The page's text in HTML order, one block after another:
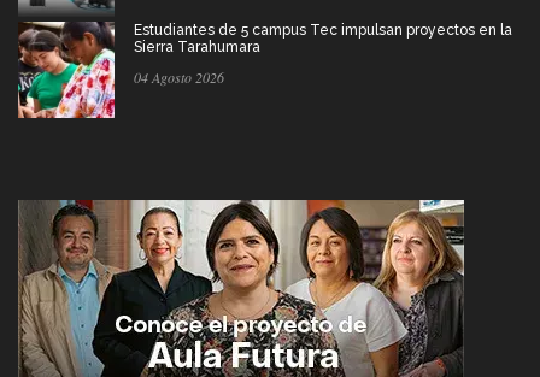
Estudiantes de 5 campus Tec impulsan proyectos en la
Sierra Tarahumara
04 Agosto 2026